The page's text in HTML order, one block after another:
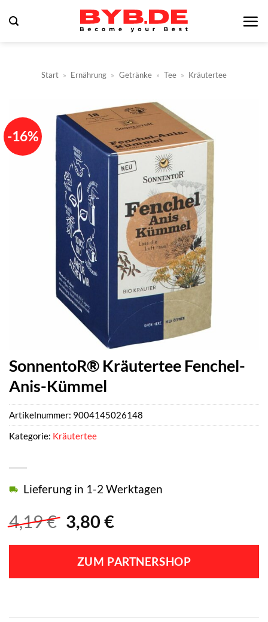
Inhalt
Start » Ernährung » Getränke » Tee » Kräutertee
-16%
SonnentoR® Kräutertee Fenchel-
Anis-Kümmel
4,19€ Ursprünglicher
war:
4,19 €
3,80 €Aktueller
ist:
3,80 €.
Lieferung in 1-2 Werktagen
ZUM PARTNERSHOP
Artikelnummer: 9004145026148
Kategorie: Kräutertee